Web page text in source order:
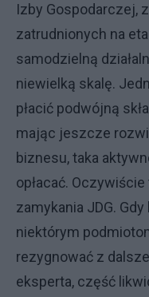
Izby Gospodarczej,
zatrudnionych na
samodzielną
niewielką skalę.
płacić podwójną
mając jeszcze
biznesu, taka
opłacać.
zamykania JDG.
niektórym
rezygnować z
eksperta, część